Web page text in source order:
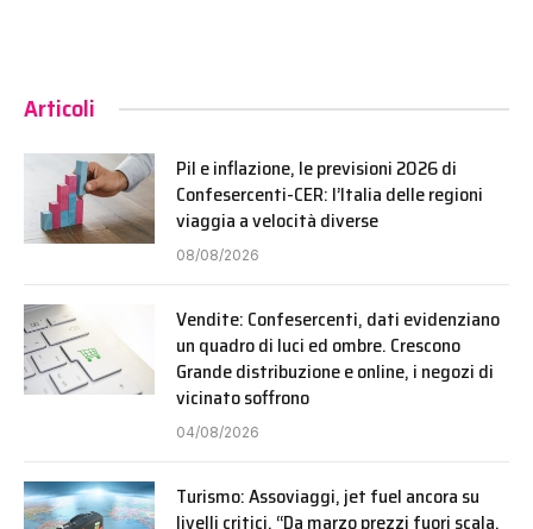
Articoli
Pil e inflazione, le previsioni 2026 di
Confesercenti-CER: l’Italia delle regioni
viaggia a velocità diverse
08/08/2026
Vendite: Confesercenti, dati evidenziano
un quadro di luci ed ombre. Crescono
Grande distribuzione e online, i negozi di
vicinato soffrono
04/08/2026
Turismo: Assoviaggi, jet fuel ancora su
livelli critici. “Da marzo prezzi fuori scala,